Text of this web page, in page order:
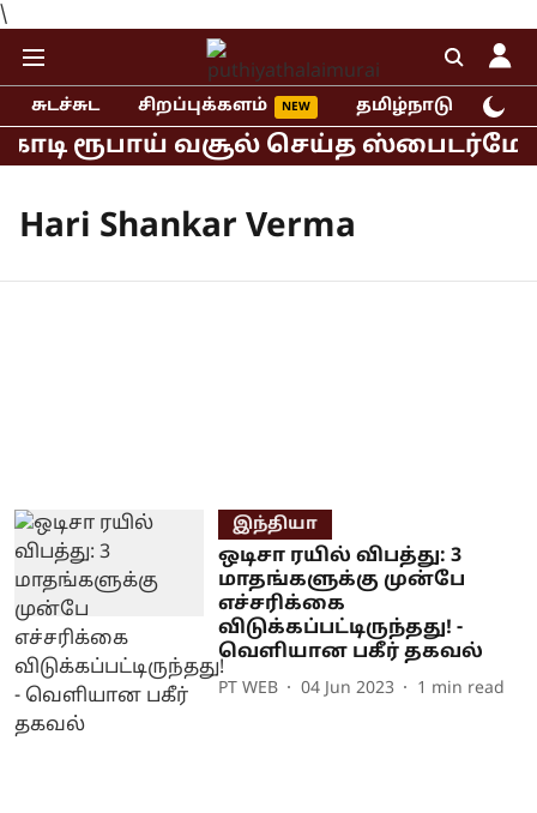
\
சுடச்சுட சிறப்புக்களம் தமிழ்நாடு
ரூபாய் வசூல் செய்த
Hari Shankar Verma
இந்தியா
ஒடிசா ரயில் விபத்து: 3
மாதங்களுக்கு முன்பே
எச்சரிக்கை
விடுக்கப்பட்டிருந்தது! -
வெளியான பகீர் தகவல்
PT WEB 04 Jun 2023 1 min read